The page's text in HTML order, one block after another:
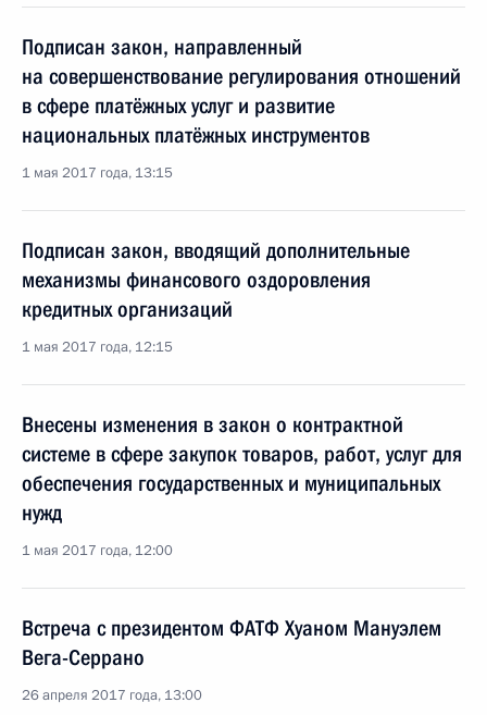
Подписан закон, направленный
на совершенствование регулирования отношений
в сфере платёжных услуг и развитие
национальных платёжных инструментов
1 мая 2017 года, 13:15
Подписан закон, вводящий дополнительные
механизмы финансового оздоровления
кредитных организаций
1 мая 2017 года, 12:15
Внесены изменения в закон о контрактной
системе в сфере закупок товаров, работ, услуг для
обеспечения государственных и муниципальных
нужд
1 мая 2017 года, 12:00
Встреча с президентом ФАТФ Хуаном Мануэлем
Вега-Серрано
26 апреля 2017 года, 13:00